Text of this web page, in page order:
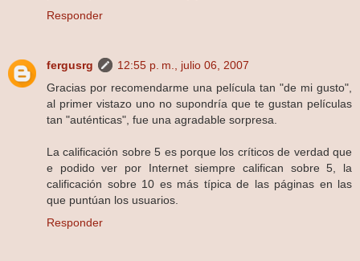
Responder
fergusrg
12:55 p. m., julio 06, 2007
Gracias por recomendarme una película tan "de mi gusto",
al primer vistazo uno no supondría que te gustan películas
tan "auténticas", fue una agradable sorpresa.
La calificación sobre 5 es porque los críticos de verdad que
e podido ver por Internet siempre califican sobre 5, la
calificación sobre 10 es más típica de las páginas en las
que puntúan los usuarios.
Responder